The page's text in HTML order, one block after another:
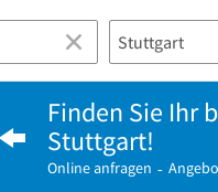
Finden Sie Ihr
Stuttgart!
Online anfragen